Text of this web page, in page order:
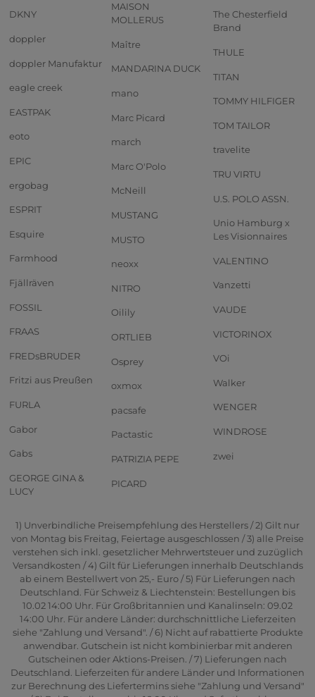
DKNY
doppler
doppler Manufaktur
eagle creek
EASTPAK
eoto
EPIC
ergobag
ESPRIT
Esquire
Farmhood
Fjällräven
FOSSIL
FRAAS
FREDsBRUDER
Fritzi aus Preußen
FURLA
Gabor
Gabs
GEORGE GINA &
LUCY
MAISON
MOLLERUS
Maître
MANDARINA DUCK
mano
Marc Picard
march
Marc O'Polo
McNeill
MUSTANG
MUSTO
neoxx
NITRO
Oilily
ORTLIEB
Osprey
oxmox
pacsafe
Pactastic
PATRIZIA PEPE
PICARD
The Chesterfield
Brand
THULE
TITAN
TOMMY HILFIGER
TOM TAILOR
travelite
TRU VIRTU
U.S. POLO ASSN.
Unio Hamburg x
Les Visionnaires
VALENTINO
Vanzetti
VAUDE
VICTORINOX
VOi
Walker
WENGER
WINDROSE
zwei
1) Unverbindliche Preisempfehlung des Herstellers / 2) Gilt nur
von Montag bis Freitag, Feiertage ausgeschlossen / 3) alle Preise
verstehen sich inkl. gesetzlicher Mehrwertsteuer und zuzüglich
Versandkosten / 4) Gilt für Lieferungen innerhalb Deutschlands
ab einem Bestellwert von 25,- Euro / 5) Für Lieferungen nach
Deutschland. Für Schweiz & Liechtenstein: Bestellungen bis
10.02 14:00 Uhr. Für Großbritannien und Kanalinseln: 09.02
14:00 Uhr. Für andere Länder: durchschnittliche Lieferzeiten
siehe "Zahlung und Versand". / 6) Nicht auf rabattierte Produkte
anwendbar. Gutschein ist nicht kombinierbar mit anderen
Gutscheinen oder Aktions-Preisen. / 7) Lieferungen nach
Deutschland. Lieferzeiten für andere Länder und Informationen
zur Berechnung des Liefertermins siehe "Zahlung und Versand"